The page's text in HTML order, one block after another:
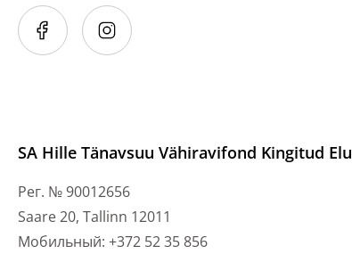
SA Hille Tänavsuu Vähiravifond Kingitud Elu
Рег. № 90012656
Saare 20, Tallinn 12011
Мобильный: +372 52 35 856